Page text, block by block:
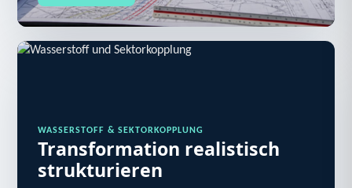
WASSERSTOFF & SEKTORKOPPLUNG
Transformation realistisch
strukturieren